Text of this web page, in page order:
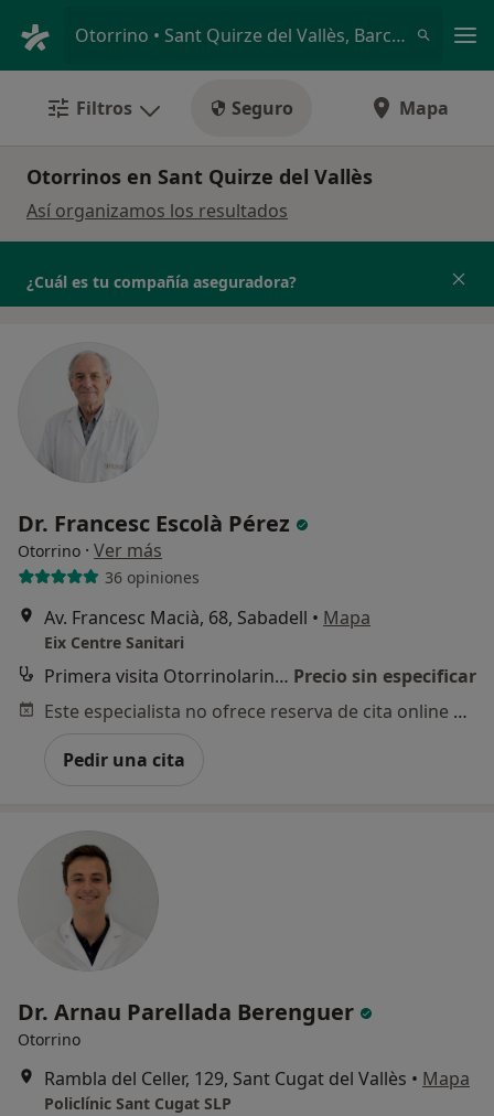
Otorrino • Sant Quirze del Vallès, Barcelona
Filtros Seguro Mapa
Otorrinos en Sant Quirze del Vallès
Así organizamos los resultados
¿Cuál es tu compañía aseguradora?
Dr. Francesc Escolà Pérez
Otorrino · Ver más
36 opiniones
Av. Francesc Macià, 68, Sabadell • Mapa
Eix Centre Sanitari
Primera visita Otorrinolaringología Precio sin especificar
Este especialista no ofrece reserva de cita online en esta dirección.
Pedir una cita
Dr. Arnau Parellada Berenguer
Otorrino
Rambla del Celler, 129, Sant Cugat del Vallès • Mapa
Policlínic Sant Cugat SLP